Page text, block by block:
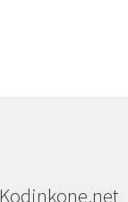
Kodinkone.net